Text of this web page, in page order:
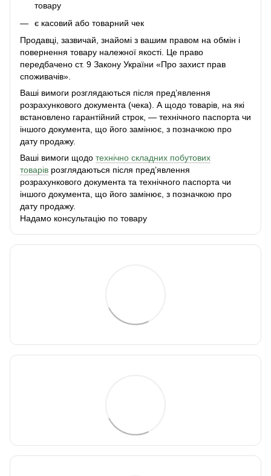
товару
є касовий або товарний чек
Продавці, зазвичай, знайомі з вашим правом на обмін і
повернення товару належної якості. Це право
передбачено ст. 9 Закону України «Про захист прав
споживачів».
Ваші вимоги розглядаються після пред’явлення
розрахункового документа (чека). А щодо товарів, на які
встановлено гарантійний строк, — технічного паспорта чи
іншого документа, що його замінює, з позначкою про
дату продажу.
Ваші вимоги щодо технічно складних побутових
товарів розглядаються після пред’явлення
розрахункового документа та технічного паспорта чи
іншого документа, що його замінює, з позначкою про
дату продажу.
Надамо консультацію по товару